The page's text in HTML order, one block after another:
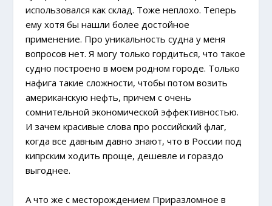
использовался как склад. Тоже неплохо. Теперь
ему хотя бы нашли более достойное
применение. Про уникальность судна у меня
вопросов нет. Я могу только гордиться, что такое
судно построено в моем родном городе. Только
нафига такие сложности, чтобы потом возить
американскую нефть, причем с очень
сомнительной экономической эффективностью.
И зачем красивые слова про российский флаг,
когда все давным давно знают, что в России под
кипрским ходить проще, дешевле и гораздо
выгоднее.
А что же с месторождением Приразломное в